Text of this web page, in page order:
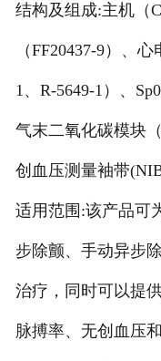
结构及组成:主机（
（FF20437-9）、
1、R-5649-1）、
气末二氧化碳模块
创血压测量袖带
适用范围:该产品可
步除颤、手动异步
治疗，同时可以提
脉搏率、无创血压